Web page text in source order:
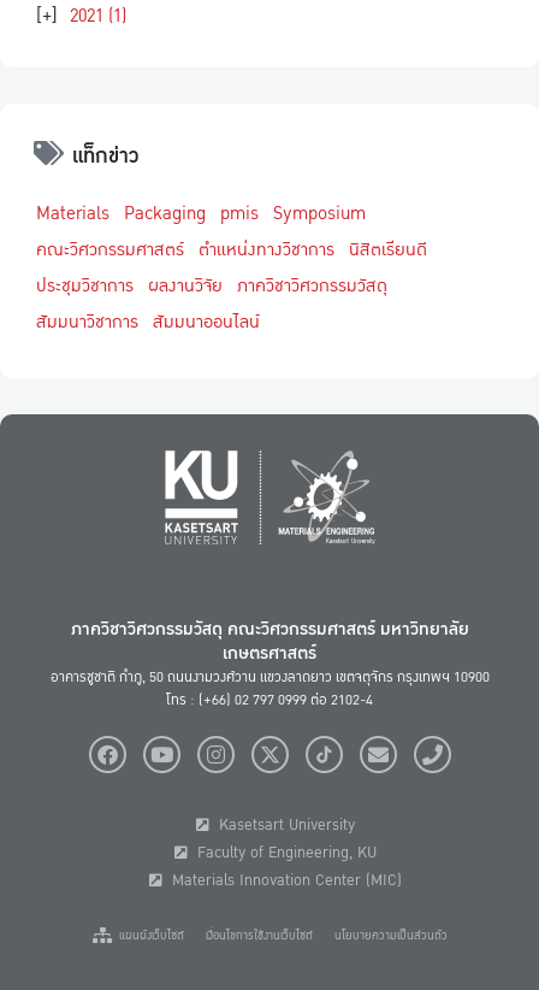
[+] 2021 (1)
แท็กข่าว
Materials Packaging pmis Symposium
คณะวิศวกรรมศาสตร์ ตำแหน่งทางวิชาการ นิสิตเรียนดี
ประชุมวิชาการ ผลงานวิจัย ภาควิชาวิศวกรรมวัสดุ
สัมมนาวิชาการ สัมมนาออนไลน์
ภาควิชาวิศวกรรมวัสดุ คณะวิศวกรรมศาสตร์ มหาวิทยาลัย
เกษตรศาสตร์
อาคารชูชาติ กำภู, 50 ถนนงามวงศ์วาน แขวงลาดยาว เขตจตุจักร กรุงเทพฯ 10900
โทร : (+66) 02 797 0999 ต่อ 2102-4
Kasetsart University
Faculty of Engineering, KU
Materials Innovation Center (MIC)
แผนผังเว็บไซต์ เงื่อนไขการใช้งานเว็บไซต์ นโยบายความเป็นส่วนตัว